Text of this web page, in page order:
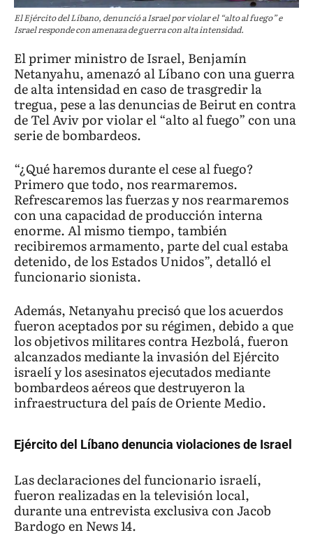
El Ejército del Líbano, denunció a Israel por violar el “alto al fuego” e
Israel responde con amenaza de guerra con alta intensidad.
El primer ministro de Israel, Benjamín
Netanyahu, amenazó al Líbano con una guerra
de alta intensidad en caso de trasgredir la
tregua, pese a las denuncias de Beirut en contra
de Tel Aviv por violar el “alto al fuego” con una
serie de bombardeos.
“¿Qué haremos durante el cese al fuego?
Primero que todo, nos rearmaremos.
Refrescaremos las fuerzas y nos rearmaremos
con una capacidad de producción interna
enorme. Al mismo tiempo, también
recibiremos armamento, parte del cual estaba
detenido, de los Estados Unidos”, detalló el
funcionario sionista.
Además, Netanyahu precisó que los acuerdos
fueron aceptados por su régimen, debido a que
los objetivos militares contra Hezbolá, fueron
alcanzados mediante la invasión del Ejército
israelí y los asesinatos ejecutados mediante
bombardeos aéreos que destruyeron la
infraestructura del país de Oriente Medio.
Ejército del Líbano denuncia violaciones de Israel
Las declaraciones del funcionario israelí,
fueron realizadas en la televisión local,
durante una entrevista exclusiva con Jacob
Bardogo en News 14.